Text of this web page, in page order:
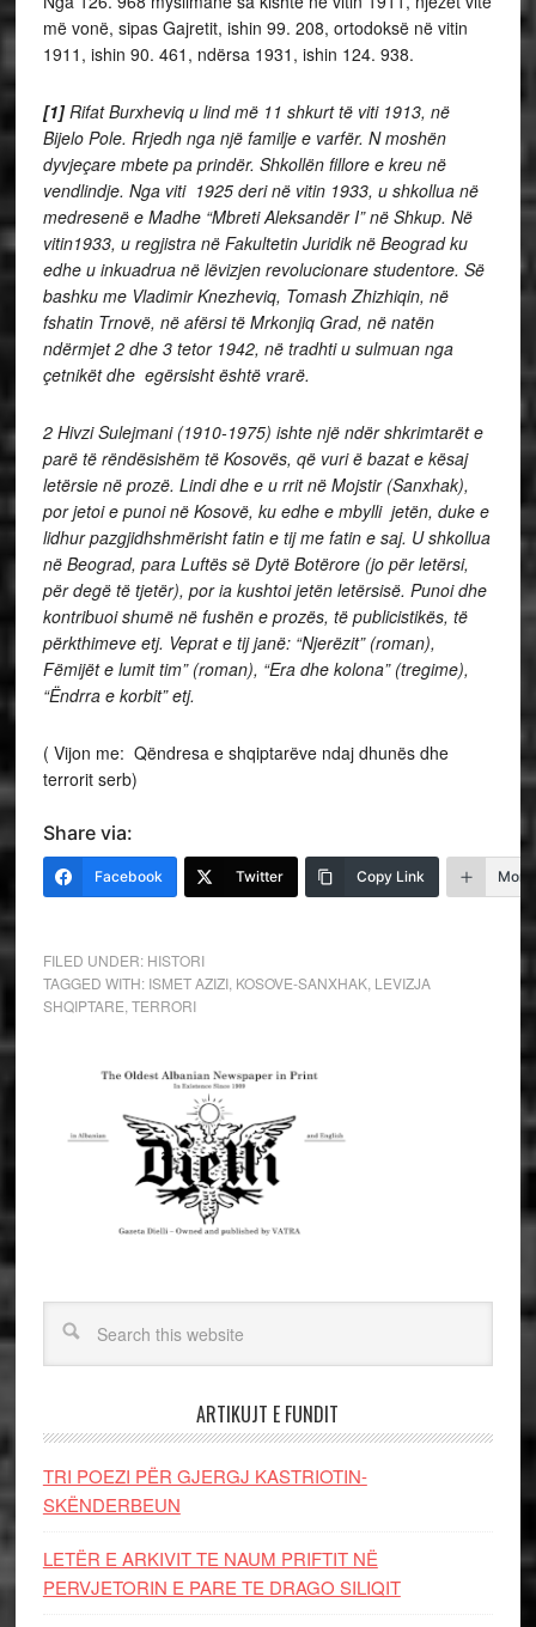
më vonë, sipas Gajretit, ishin 99. 208, ortodoksë në vitin
1911, ishin 90. 461, ndërsa 1931, ishin 124. 938.
[1]Rifat Burxheviq u lind më 11 shkurt të viti 1913, në
Bijelo Pole. Rrjedh nga një familje e varfër. N moshën
dyvjeçare mbete pa prindër. Shkollën fillore e kreu në
vendlindje. Nga viti 1925 deri në vitin 1933, u shkollua në
medresenë e Madhe “Mbreti Aleksandër I” në Shkup. Në
vitin1933, u regjistra në Fakultetin Juridik në Beogradku
edhe u inkuadrua në lëvizjen revolucionare studentore. Së
bashku me Vladimir Knezheviq, Tomash Zhizhiqin, në
fshatin Trnovë, në afërsi të Mrkonjiq Grad, në natën
ndërmjet 2 dhe 3 tetor 1942, në tradhti u sulmuan nga
çetnikëtdhe egërsisht është vrarë.
2Hivzi Sulejmani (1910-1975) ishte një ndër shkrimtarët e
parë të rëndësishëm të Kosovës, që vuri ë bazat e kësaj
letërsie në prozë. Lindi dhe e u rrit në Mojstir(Sanxhak),
por jetoi e punoi në Kosovë, ku edhe e mbylli jetën, duke e
lidhur pazgjidhshmërisht fatin e tij me fatin e saj. U shkollua
në Beograd, para Luftës së Dytë Botërore(jo për letërsi,
për degë të tjetër), por ia kushtoi jetën letërsisë. Punoi dhe
kontribuoi shumë në fushën e prozës, të publicistikës, të
përkthimeve etj. Veprat e tij janë: “Njerëzit” (roman),
Fëmijët e lumit tim” (roman), “Era dhe kolona” (tregime),
“Ëndrra e korbit” etj.
( Vijon me: Qëndresa e shqiptarëve ndaj dhunës dhe
terrorit serb)
Share via:
Facebook Twitter Copy Link More
FILED UNDER: HISTORI
TAGGED WITH: ISMET AZIZI, KOSOVE-SANXHAK, LEVIZJA
SHQIPTARE,TERRORI
ARTIKUJT E FUNDIT
TRI POEZI PËR GJERGJ KASTRIOTIN-
SKËNDERBEUN
LETËR E ARKIVIT TE NAUM PRIFTIT NË
PERVJETORIN E PARE TE DRAGO SILIQIT